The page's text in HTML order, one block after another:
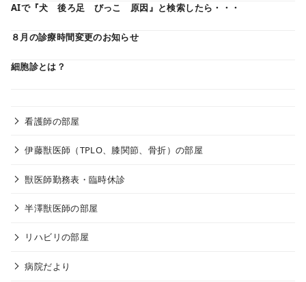
AIで『犬 後ろ足 びっこ 原因』と検索したら・・・
８月の診療時間変更のお知らせ
細胞診とは？
看護師の部屋
伊藤獣医師（TPLO、膝関節、骨折）の部屋
獣医師勤務表・臨時休診
半澤獣医師の部屋
リハビリの部屋
病院だより